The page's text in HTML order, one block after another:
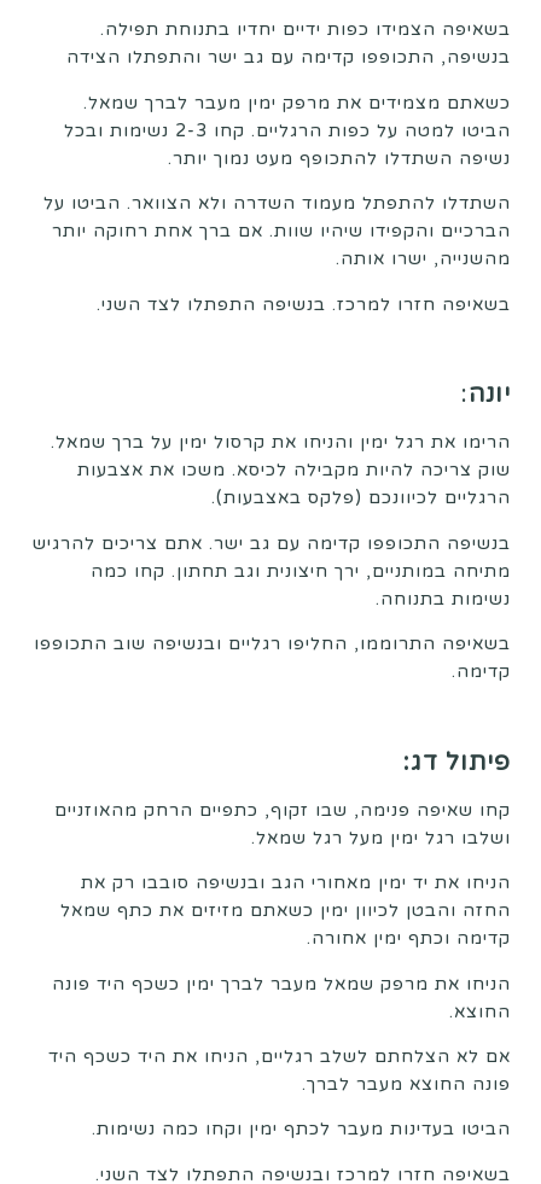
בשאיפה הצמידו כפות ידיים יחדיו בתנוחת תפילה.
בנשיפה, התכופפו קדימה עם גב ישר והתפתלו הצידה
כשאתם מצמידים את מרפק ימין מעבר לברך שמאל.
הביטו למטה על כפות הרגליים. קחו 2-3 נשימות ובכל
נשיפה השתדלו להתכופף מעט נמוך יותר.
השתדלו להתפתל מעמוד השדרה ולא הצוואר. הביטו על
הברכיים והקפידו שיהיו שוות. אם ברך אחת רחוקה יותר
מהשנייה, ישרו אותה.
בשאיפה חזרו למרכז. בנשיפה התפתלו לצד השני.
יונה:
הרימו את רגל ימין והניחו את קרסול ימין על ברך שמאל.
שוק צריכה להיות מקבילה לכיסא. משכו את אצבעות
הרגליים לכיוונכם (פלקס באצבעות).
בנשיפה התכופפו קדימה עם גב ישר. אתם צריכים להרגיש
מתיחה במותניים, ירך חיצונית וגב תחתון. קחו כמה
נשימות בתנוחה.
בשאיפה התרוממו, החליפו רגליים ובנשיפה שוב התכופפו
קדימה.
פיתול דג:
קחו שאיפה פנימה, שבו זקוף, כתפיים הרחק מהאוזניים
ושלבו רגל ימין מעל רגל שמאל.
הניחו את יד ימין מאחורי הגב ובנשיפה סובבו רק את
החזה והבטן לכיוון ימין כשאתם מזיזים את כתף שמאל
קדימה וכתף ימין אחורה.
הניחו את מרפק שמאל מעבר לברך ימין כשכף היד פונה
החוצא.
אם לא הצלחתם לשלב רגליים, הניחו את היד כשכף היד
פונה החוצא מעבר לברך.
הביטו בעדינות מעבר לכתף ימין וקחו כמה נשימות.
בשאיפה חזרו למרכז ובנשיפה התפתלו לצד השני.